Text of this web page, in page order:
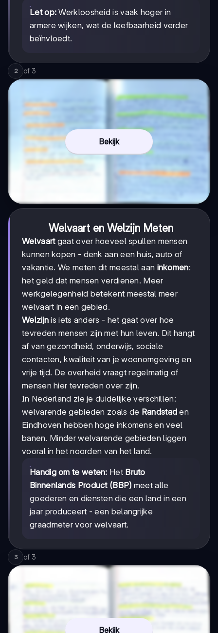
Let op: Werkloosheid is vaak hoger in
armere wijken, wat de leefbaarheid verder
beïnvloedt.
2 of 3
Bekijk
Welvaart en Welzijn Meten
Welvaartgaat over hoeveel spullen mensen
kunnen kopen - denk aan een huis, auto of
vakantie. We meten dit meestal aan inkomen:
het geld dat mensen verdienen. Meer
werkgelegenheid betekent meestal meer
welvaart in een gebied.
Welzijn is iets anders - het gaat over hoe
tevreden mensen zijn met hun leven. Dit hangt
af van gezondheid, onderwijs, sociale
contacten, kwaliteit van je woonomgeving en
vrije tijd. De overheid vraagt regelmatig of
mensen hier tevreden over zijn.
In Nederland zie je duidelijke verschillen:
welvarende gebieden zoals de Randstad en
Eindhoven hebben hoge inkomens en veel
banen. Minder welvarende gebieden liggen
vooral in het noorden van het land.
Handig om te weten: Het Bruto
Binnenlands Product (BBP) meet alle
goederen en diensten die een land in een
jaar produceert - een belangrijke
graadmeter voor welvaart.
3 of 3
Bekijk